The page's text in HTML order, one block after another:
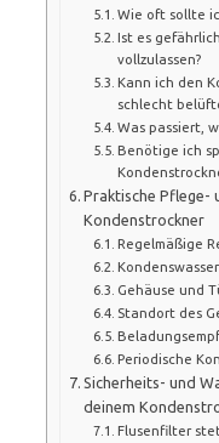
Wie oft sollte
Ist es
vollzulassen?
Kann ich den
schlecht
Was passiert,
Benötige ich
Praktische Pflege-
Kondenstrockner
Regelmäßige
Gehäuse und
Standort des
Periodische
Sicherheits- und
deinem
Flusenfilter